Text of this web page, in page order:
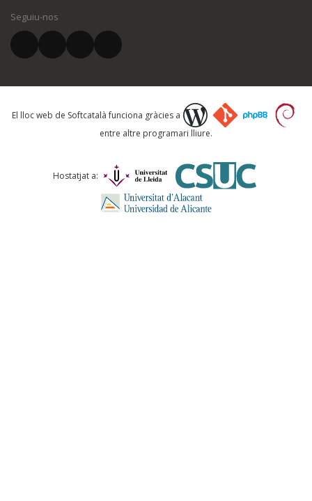
El vostre correu electrònic *
Què proposeu?
Comentari *
Seguiu-nos
El lloc web de Softcatalà funciona gràcies a
entre altre programari lliure.
Hostatjat a: